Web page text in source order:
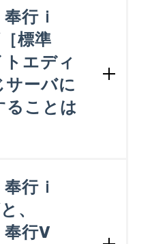
行を体験できるク
しています。体
ットアップを行
くことができま
オン］ページをご
でのみ利用する
用途
入れるためのデー
出したデータの
の場合は、DataS
Servistaのオ
Servista Adapt
用ください。な
行ｉ
標準
エディ
サーバに
ることは
行ｉ
、
行V